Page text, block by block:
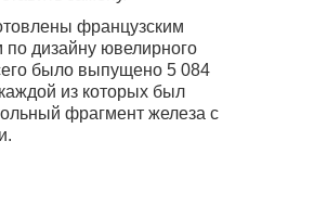
французским
дизайну ювелирного
было выпущено 5 084
из которых был
фрагмент железа с